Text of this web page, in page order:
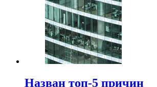
Назван топ-5 причин